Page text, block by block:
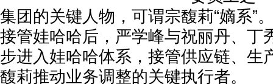
集团的关键人物，可谓宗馥莉“嫡系”
接管娃哈哈后，严学峰与祝丽丹、丁
步进入娃哈哈体系，接管供应链、生
馥莉推动业务调整的关键执行者。